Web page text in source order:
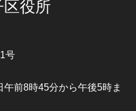
役所
号
前8時45分から午後5時ま